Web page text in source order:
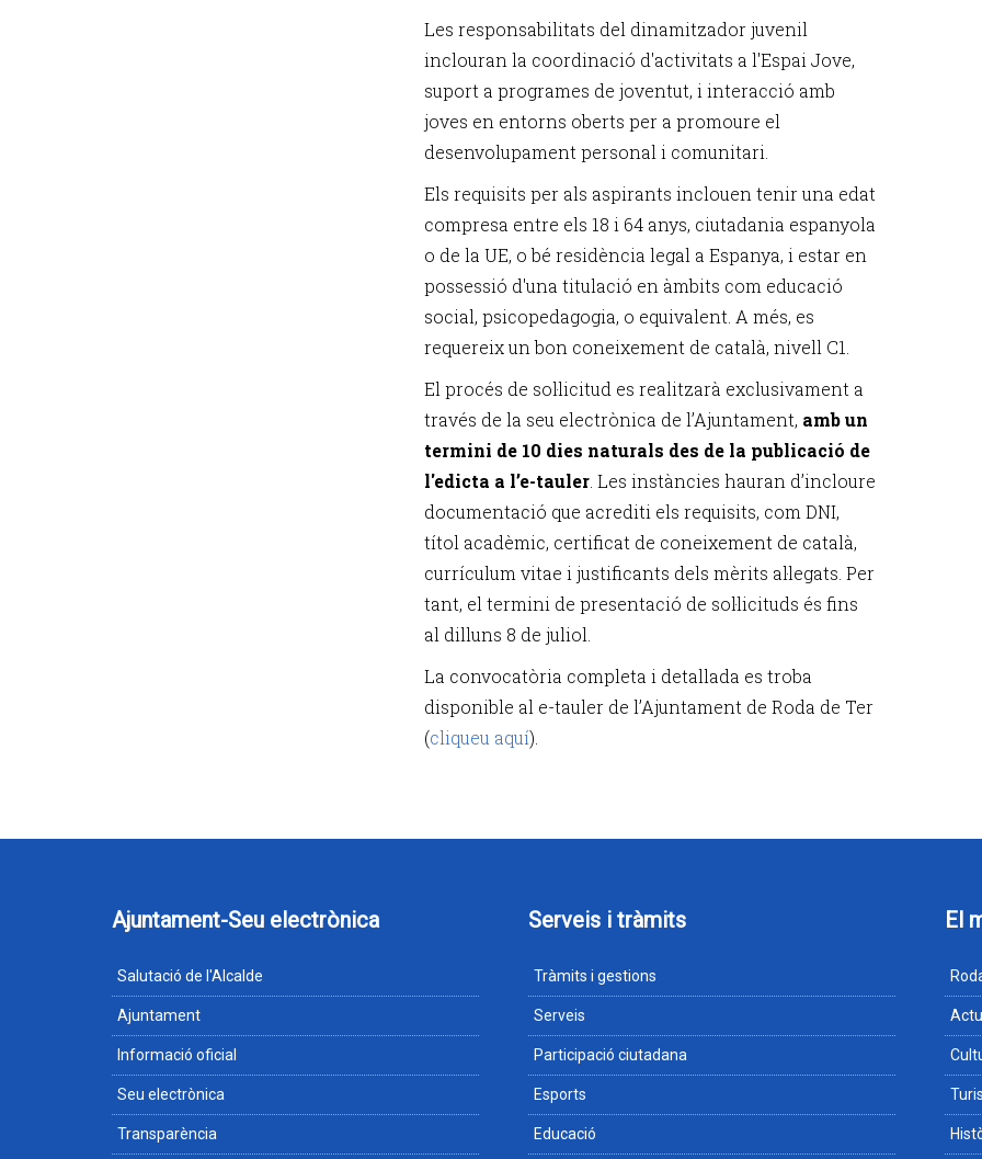
Les responsabilitats del dinamitzador juvenil
inclouran la coordinació d'activitats a l'Espai Jove,
suport a programes de joventut, i interacció amb
joves en entorns oberts per a promoure el
desenvolupament personal i comunitari.
Els requisits per als aspirants inclouen tenir una edat
compresa entre els 18 i 64 anys, ciutadania espanyola
o de la UE, o bé residència legal a Espanya, i estar en
possessió d'una titulació en àmbits com educació
social, psicopedagogia, o equivalent. A més, es
requereix un bon coneixement de català, nivell C1.
El procés de sol·licitud es realitzarà exclusivament a
través de la seu electrònica de l’Ajuntament, amb un
termini de 10 dies naturals des de la publicació de
l'edicta a l’e-tauler . Les instàncies hauran d’incloure
documentació que acrediti els requisits, com DNI,
títol acadèmic, certificat de coneixement de català,
currículum vitae i justificants dels mèrits al·legats. Per
tant, el termini de presentació de sol·licituds és fins
al dilluns 8 de juliol.
La convocatòria completa i detallada es troba
disponible al e-tauler de l’Ajuntament de Roda de Ter
(cliqueu aquí).
Ajuntament-Seu electrònica
Salutació de l'Alcalde
Ajuntament
Informació oficial
Seu electrònica
Transparència
Serveis i tràmits
Tràmits i gestions
Serveis
Participació ciutadana
Esports
Educació
El